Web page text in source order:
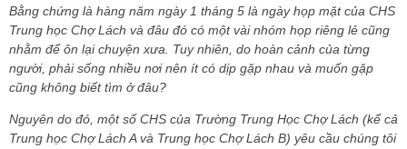
Bằng chứng là hàng năm ngày 1 tháng 5 là ngày họp mặt của CHS
Trung học Chợ Lách và đâu đó có một vài nhóm họp riêng lẻ cũng
nhằm để ôn lại chuyện xưa. Tuy nhiên, do hoàn cảnh của từng
người, phải sống nhiều nơi nên ít có dịp gặp nhau và muốn gặp
cũng không biết tìm ở đâu?
Nguyên do đó, một số CHS của Trường Trung Học Chợ Lách (kể cả
Trung học Chợ Lách A và Trung học Chợ Lách B) yêu cầu chúng tôi